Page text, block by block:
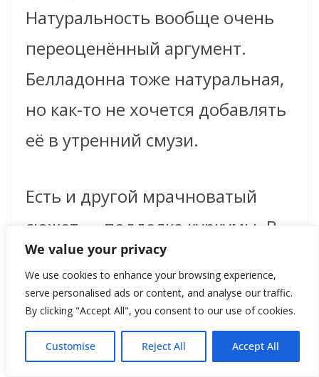
We value your privacy
We use cookies to enhance your browsing experience,
serve personalised ads or content, and analyse our traffic.
By clicking "Accept All", you consent to our use of cookies.
Customise Reject All Accept All
Натуральность вообще очень
переоценённый аргумент.
Белладонна тоже натуральная,
но как-то не хочется добавлять
её в утренний смузи.
Есть и другой мрачноватый
сюжет — подделка куркумы. В
Южной Азии исследователи
выявляли случаи добавления
хромата свинца, чтобы
порошок выглядел ярче и